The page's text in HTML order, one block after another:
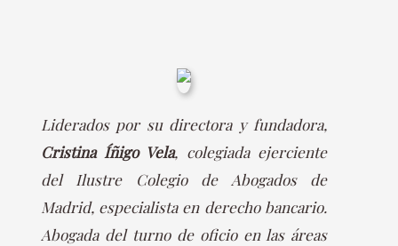
Liderados por su directora y fundadora,
Cristina Íñigo Vela, colegiada ejerciente
del Ilustre Colegio de Abogados de
Madrid, especialista en derecho bancario.
Abogada del turno de oficio en las áreas